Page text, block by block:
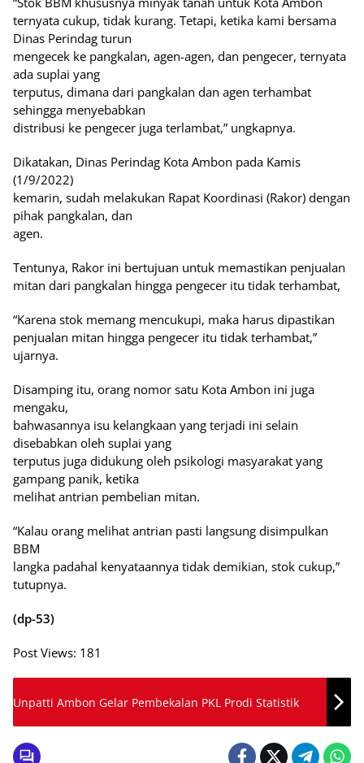
ternyata cukup, tidak kurang. Tetapi, ketika kami bersama
Dinas Perindag turun
mengecek ke pangkalan, agen-agen, dan pengecer, ternyata
ada suplai yang
terputus, dimana dari pangkalan dan agen terhambat
sehingga menyebabkan
distribusi ke pengecer juga terlambat,” ungkapnya.
Dikatakan, Dinas Perindag Kota Ambon pada Kamis
(1/9/2022)
kemarin, sudah melakukan Rapat Koordinasi (Rakor) dengan
pihak pangkalan, dan
agen.
Tentunya, Rakor ini bertujuan untuk memastikan penjualan
mitan dari pangkalan hingga pengecer itu tidak terhambat,
“Karena stok memang mencukupi, maka harus dipastikan
penjualan mitan hingga pengecer itu tidak terhambat,”
ujarnya.
Disamping itu, orang nomor satu Kota Ambon ini juga
mengaku,
bahwasannya isu kelangkaan yang terjadi ini selain
disebabkan oleh suplai yang
terputus juga didukung oleh psikologi masyarakat yang
gampang panik, ketika
melihat antrian pembelian mitan.
“Kalau orang melihat antrian pasti langsung disimpulkan
BBM
langka padahal kenyataannya tidak demikian, stok cukup,”
tutupnya.
(dp-53)
Post Views: 181
Unpatti Ambon Gelar Pembekalan PKL Prodi Statistik